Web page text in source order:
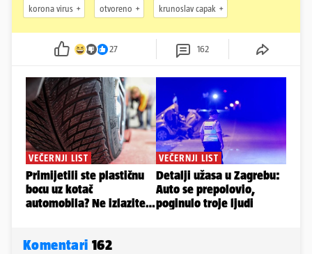
korona virus otvoreno krunoslav capak
27 162
Komentari 162